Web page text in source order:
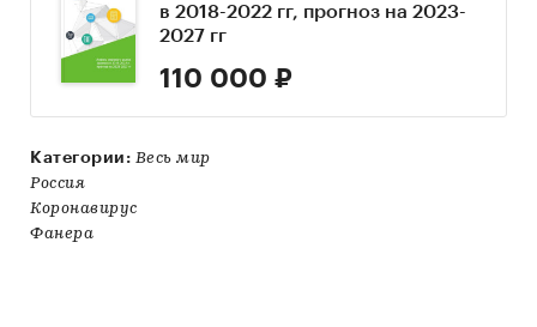
в 2018-2022 гг, прогноз на 2023-
2027 гг
110 000 ₽
Категории: Весь мир
Россия
Коронавирус
Фанера